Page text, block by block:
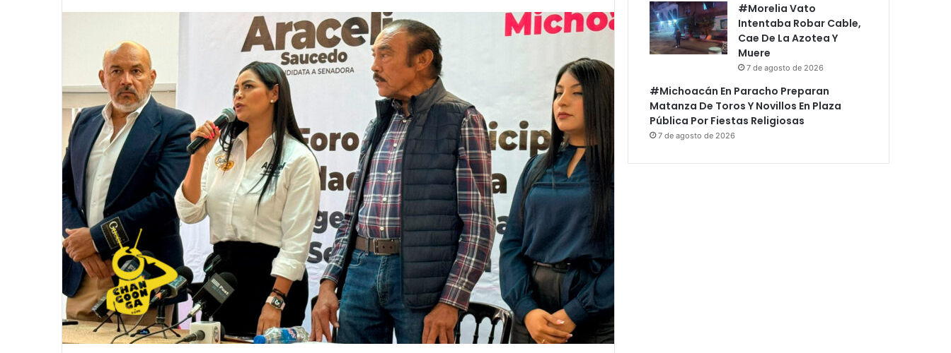
#Morelia Vato
Intentaba Robar Cable,
Cae De La Azotea Y
Muere
7 de agosto de 2026
#Michoacán En Paracho Preparan
Matanza De Toros Y Novillos En Plaza
Pública Por Fiestas Religiosas
7 de agosto de 2026